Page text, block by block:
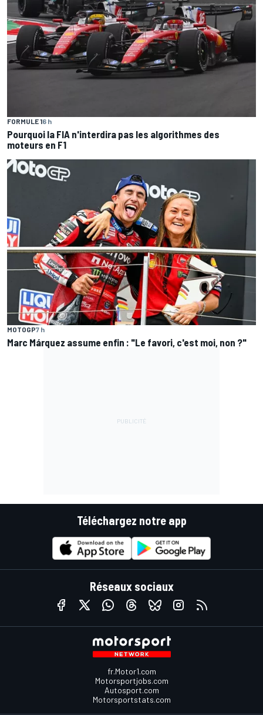
FORMULE 16 h
Pourquoi la FIA n'interdira pas les algorithmes des
moteurs en F1
MOTOGP7 h
Marc Márquez assume enfin : "Le favori, c'est moi, non ?"
Téléchargez notre app
Réseaux sociaux
fr.Motor1.com
Motorsportjobs.com
Autosport.com
Motorsportstats.com